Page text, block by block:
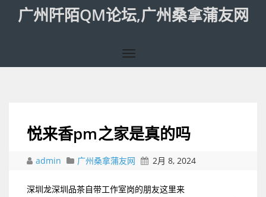
广州阡陌QM论坛,广州桑拿蒲友网
悦来香pm之家是真的吗
admin 广州桑拿蒲友网 2月 8, 2024
深圳龙深圳品茶自带工作室岗的朋友这里来